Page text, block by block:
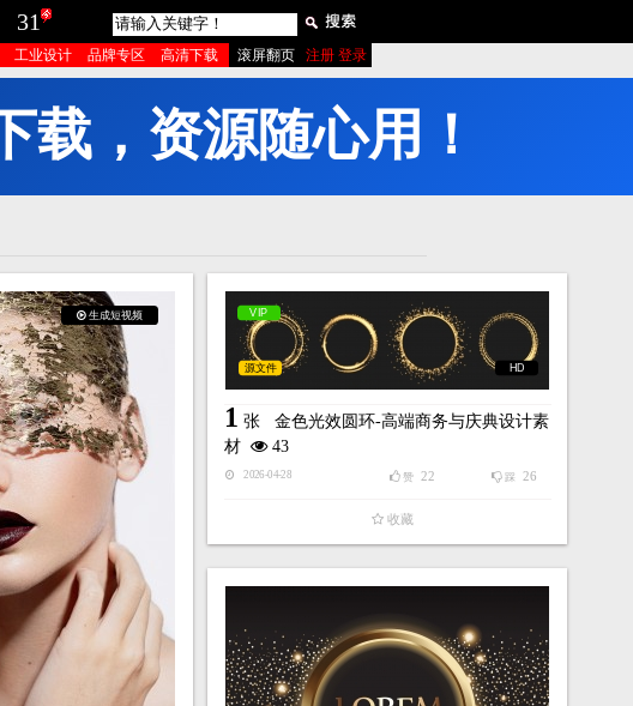
31
工业设计 品牌专区 高清下载 注册 登录
滚屏翻页
能 已 上 线
生成短视频 VIP
HD
源文件
1 张 金色光效圆环-高端商务与庆典设计素
材
43
2026-04-28 踩 26
赞 22
收藏